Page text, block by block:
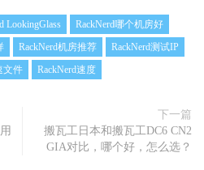
LookingGlass
RackNerd哪个机房好
RackNerd机房推荐
RackNerd测试IP
文件
RackNerd速度
下一篇
搬瓦工日本和搬瓦工DC6 CN2
GIA对比，哪个好，怎么选？